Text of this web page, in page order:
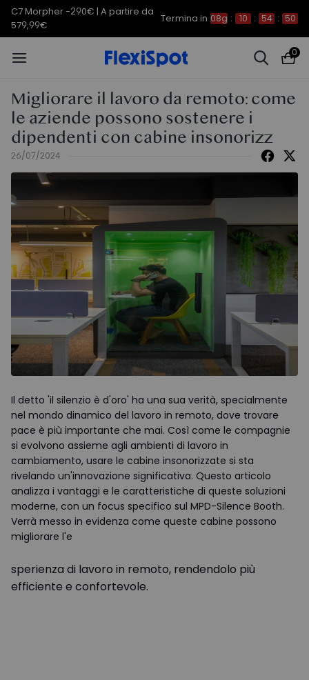
C7 Morpher -290€ | A partire da
579,99€
Termina in 08g : 10 : 54 : 49
0
Migliorare il lavoro da remoto: come
le aziende possono sostenere i
dipendenti con cabine insonorizz
26/07/2024
Il detto 'il silenzio è d'oro' ha una sua verità, specialmente
nel mondo dinamico del lavoro in remoto, dove trovare
pace è più importante che mai. Così come le compagnie
si evolvono assieme agli ambienti di lavoro in
cambiamento, usare le cabine insonorizzate si sta
rivelando un'innovazione significativa. Questo articolo
analizza i vantaggi e le caratteristiche di queste soluzioni
moderne, con un focus specifico sul MPD-Silence Booth.
Verrà messo in evidenza come queste cabine possono
migliorare l'e
sperienza di lavoro in remoto, rendendolo più
efficiente e confortevole.